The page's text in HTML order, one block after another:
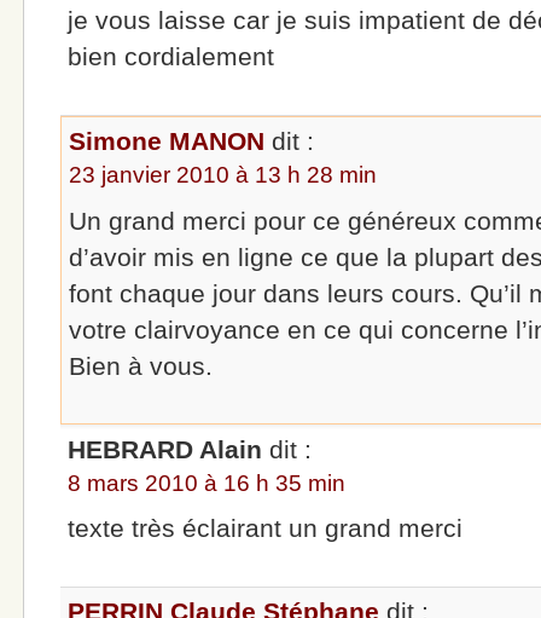
je vous laisse car je suis impatient de
bien cordialement
Simone MANON dit :
23 janvier 2010 à 13 h 28 min
Un grand merci pour ce généreux
d’avoir mis en ligne ce que la plupart
font chaque jour dans leurs cours. Qu’il
votre clairvoyance en ce qui concerne
Bien à vous.
HEBRARD Alain dit :
8 mars 2010 à 16 h 35 min
texte très éclairant un grand merci
PERRIN Claude Stéphane dit :